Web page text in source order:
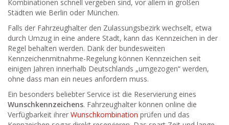
Kombinationen schnell vergeben sind, vor allem in großen
Städten wie Berlin oder München.
Falls der Fahrzeughalter den Zulassungsbezirk wechselt, etwa
durch Umzug in eine andere Stadt, kann das Kennzeichen in der
Regel behalten werden. Dank der bundesweiten
Kennzeichenmitnahme-Regelung können Kennzeichen seit
einigen Jahren innerhalb Deutschlands „umgezogen“ werden,
ohne dass man ein neues anfordern muss.
Ein besonders beliebter Service ist die Reservierung eines
Wunschkennzeichens. Fahrzeughalter können online die
Verfügbarkeit ihrer Wunschkombination prüfen und das